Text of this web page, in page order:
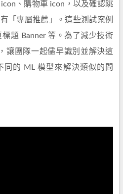
、購物車 icon，以及確認跳
「專屬推薦」。這些測試案例
題 Banner 等。為了減少技術
讓團隊一起儘早識別並解決這
同的 ML 模型來解決類似的問